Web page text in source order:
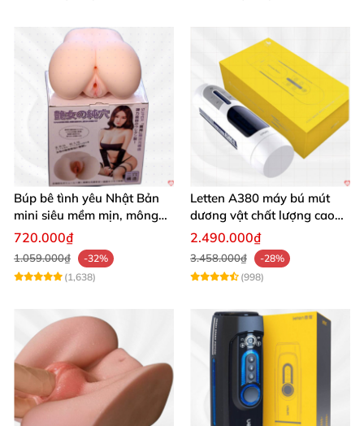
Búp bê tình yêu Nhật Bản
mini siêu mềm mịn, mông
tròn quyến rũ
720.000₫
1.059.000₫
-32%
(1,638)
Letten A380 máy bú mút
dương vật chất lượng cao
giá tốt
2.490.000₫
3.458.000₫
-28%
(998)